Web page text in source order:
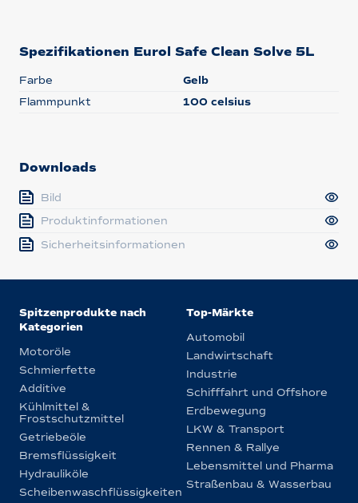
Spezifikationen Eurol Safe Clean Solve 5L
Farbe
Gelb
Flammpunkt
100 celsius
Downloads
Bild
Produktinformationen
Sicherheitsinformationen
Spitzenprodukte nach
Kategorien
Motoröle
Schmierfette
Additive
Kühlmittel &
Frostschutzmittel
Getriebeöle
Bremsflüssigkeit
Hydrauliköle
Scheibenwaschflüssigkeiten
Top-Märkte
Automobil
Landwirtschaft
Industrie
Schifffahrt und Offshore
Erdbewegung
LKW & Transport
Rennen & Rallye
Lebensmittel und Pharma
Straßenbau & Wasserbau